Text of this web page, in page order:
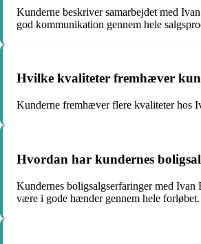
Kunderne beskriver samarbejdet med
god kommunikation gennem hele
Hvilke kvaliteter fremhæver
Kunderne fremhæver flere kvaliteter hos
Hvordan har kundernes
Kundernes boligsalgserfaringer med Ivan
være i gode hænder gennem hele forløbet.